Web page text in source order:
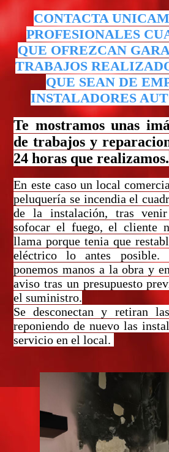
CONTACTA
PROFESIONALES
QUE OFREZCAN
TRABAJOS
QUE SEAN DE
INSTALADORES
Te mostramos unas
de trabajos y
24 horas que realizamos.
En este caso un local
peluquería se incendia el
de la instalación, tras
sofocar el fuego, el cliente
llama porque tenia que
eléctrico lo antes posible.
ponemos manos a la obra y
aviso tras un presupuesto
el suministro.
Se desconectan y retiran
reponiendo de nuevo las
servicio en el local.